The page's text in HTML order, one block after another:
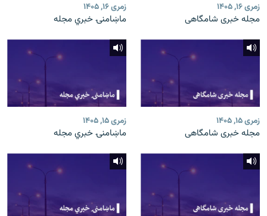
زمری ۱۶, ۱۴۰۵
مجله خبری شامگاهی
زمری ۱۶, ۱۴۰۵
ماښامنۍ خبري مجله
زمری ۱۵, ۱۴۰۵
مجله خبری شامگاهی
زمری ۱۵, ۱۴۰۵
ماښامنۍ خبري مجله